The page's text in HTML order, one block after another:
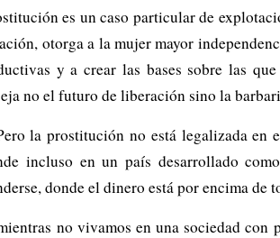
es un caso particular de
otorga a la mujer mayor
y a crear las bases sobre las
no el futuro de liberación sino la
la prostitución no está legalizada
incluso en un país desarrollado
donde el dinero está por encima
no vivamos en una sociedad